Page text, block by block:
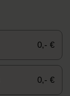
0,- €
0,- €